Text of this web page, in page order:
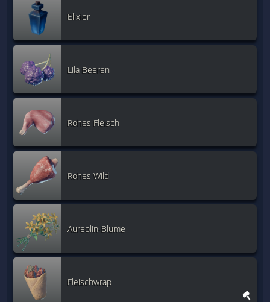
Elixier
Lila Beeren
Rohes Fleisch
Rohes Wild
Aureolin-Blume
Fleischwrap